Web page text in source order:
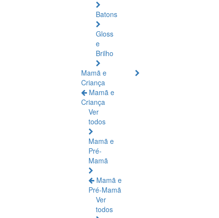
Batons
Gloss
e
Brilho
Mamã e
Criança
Mamã e
Criança
Ver
todos
Mamã e
Pré-
Mamã
Mamã e
Pré-Mamã
Ver
todos